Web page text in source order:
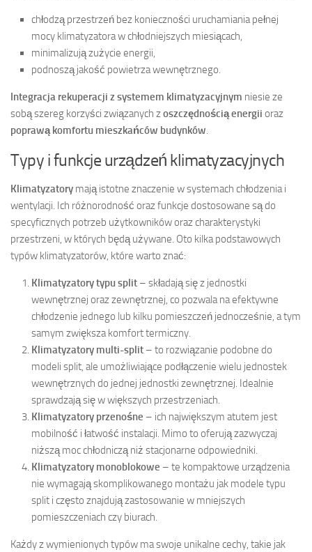
chłodzą przestrzeń bez konieczności uruchamiania pełnej
mocy klimatyzatora w chłodniejszych miesiącach,
minimalizują zużycie energii,
podnoszą jakość powietrza wewnętrznego.
Integracja rekuperacji z systemem klimatyzacyjnym niesie ze
sobą szereg korzyści związanych zoszczędnością energii oraz
poprawą komfortu mieszkańców budynków.
Typy i funkcje urządzeń klimatyzacyjnych
Klimatyzatory mają istotne znaczenie w systemach chłodzenia i
wentylacji. Ich różnorodność oraz funkcje dostosowane są do
specyficznych potrzeb użytkowników oraz charakterystyki
przestrzeni, w których będą używane. Oto kilka podstawowych
typów klimatyzatorów, które warto znać:
Klimatyzatory typu split – składają się z jednostki
wewnętrznej oraz zewnętrznej, co pozwala na efektywne
chłodzenie jednego lub kilku pomieszczeń jednocześnie, a tym
samym zwiększa komfort termiczny.
Klimatyzatory multi-split – to rozwiązanie podobne do
modeli split, ale umożliwiające podłączenie wielu jednostek
wewnętrznych do jednej jednostki zewnętrznej. Idealnie
sprawdzają się w większych przestrzeniach.
Klimatyzatory przenośne – ich największym atutem jest
mobilność i łatwość instalacji. Mimo to oferują zazwyczaj
niższą moc chłodniczą niż stacjonarne odpowiedniki.
Klimatyzatory monoblokowe – te kompaktowe urządzenia
nie wymagają skomplikowanego montażu jak modele typu
split i często znajdują zastosowanie w mniejszych
pomieszczeniach czy biurach.
Każdy z wymienionych typów ma swoje unikalne cechy, takie jak